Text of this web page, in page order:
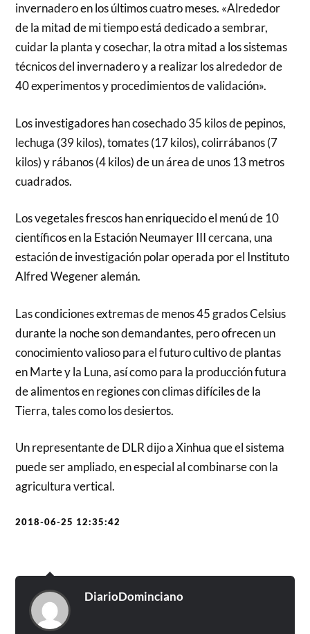
invernadero en los últimos cuatro meses. «Alrededor
de la mitad de mi tiempo está dedicado a sembrar,
cuidar la planta y cosechar, la otra mitad a los sistemas
técnicos del invernadero y a realizar los alrededor de
40 experimentos y procedimientos de validación».
Los investigadores han cosechado 35 kilos de pepinos,
lechuga (39 kilos), tomates (17 kilos), colirrábanos (7
kilos) y rábanos (4 kilos) de un área de unos 13 metros
cuadrados.
Los vegetales frescos han enriquecido el menú de 10
científicos en la Estación Neumayer III cercana, una
estación de investigación polar operada por el Instituto
Alfred Wegener alemán.
Las condiciones extremas de menos 45 grados Celsius
durante la noche son demandantes, pero ofrecen un
conocimiento valioso para el futuro cultivo de plantas
en Marte y la Luna, así como para la producción futura
de alimentos en regiones con climas difíciles de la
Tierra, tales como los desiertos.
Un representante de DLR dijo a Xinhua que el sistema
puede ser ampliado, en especial al combinarse con la
agricultura vertical.
2018-06-25 12:35:42
DiarioDominciano